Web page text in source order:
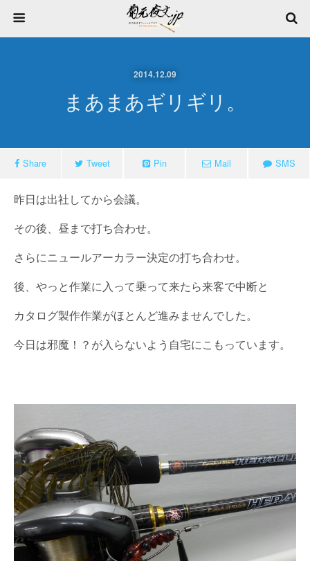
2014.12.09
まあまあギリギリ。
Share Tweet Pin Mail SMS
昨日は出社してから会議。
その後、昼まで打ち合わせ。
さらにニュールアーカラー決定の打ち合わせ。
後、やっと作業に入って乗って来たら来客で中断と
カタログ製作作業がほとんど進みませんでした。
今日は邪魔！？が入らないよう自宅にこもっています。